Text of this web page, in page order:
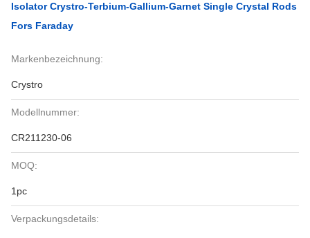
Isolator Crystro-Terbium-Gallium-Garnet Single Crystal Rods
Fors Faraday
Markenbezeichnung:
Crystro
Modellnummer:
CR211230-06
MOQ:
1pc
Verpackungsdetails: